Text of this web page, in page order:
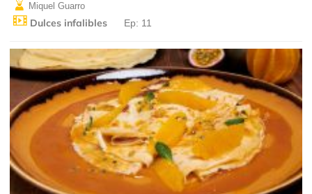
Miquel Guarro
Dulces infalibles Ep: 11